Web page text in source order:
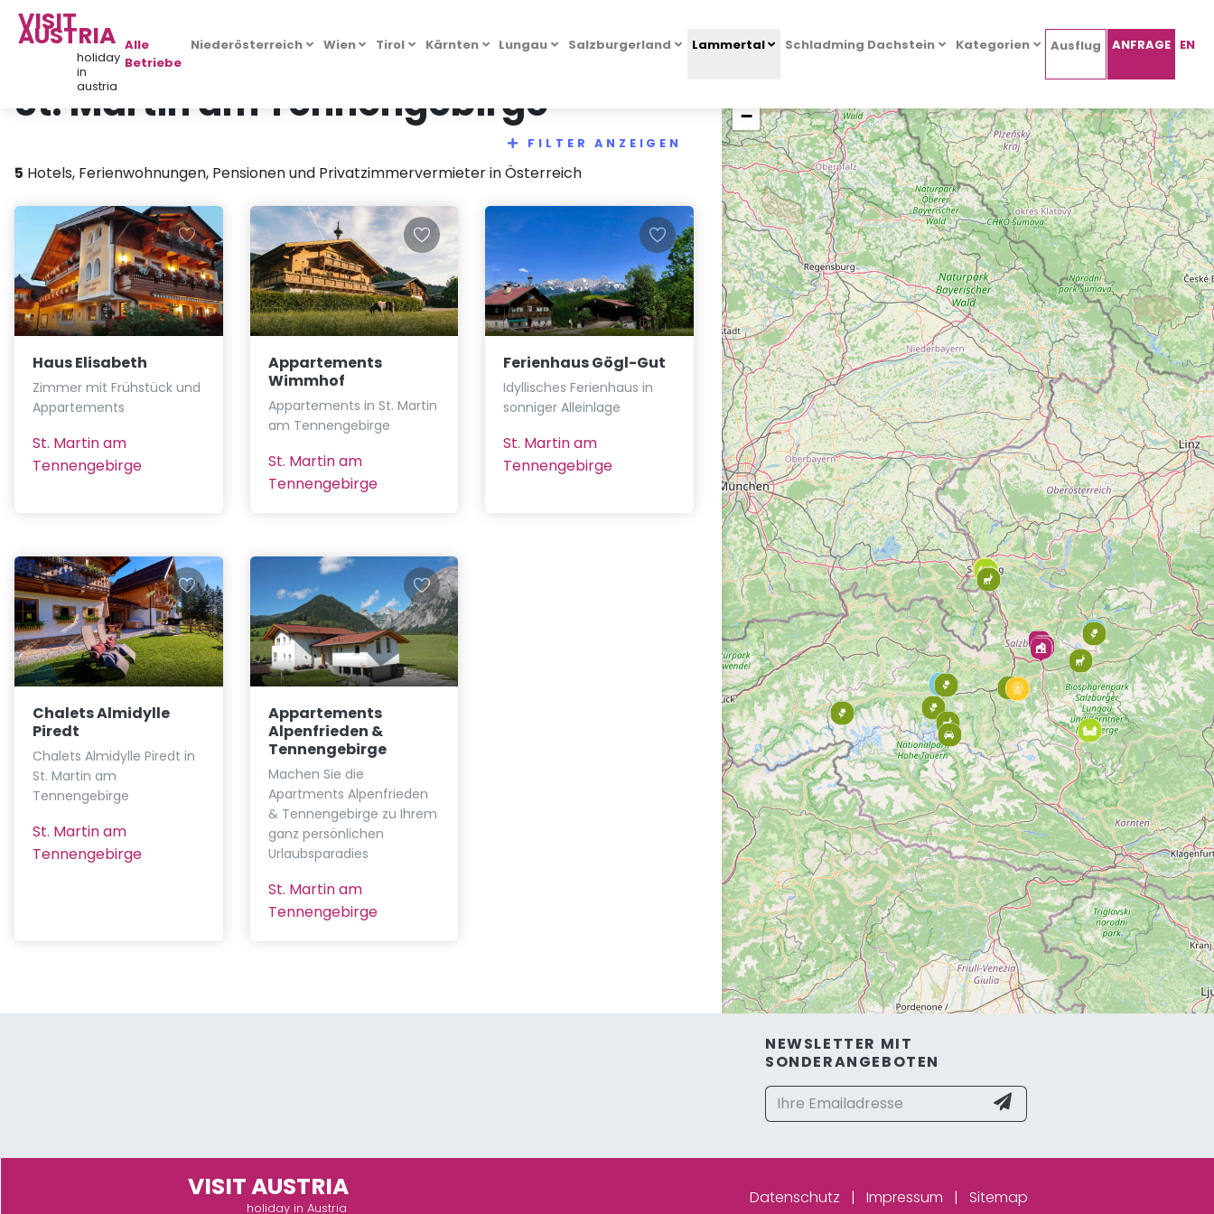
VISIT
AUSTRIA
holiday
in
austria
Alle
Betriebe
Niederösterreich Wien Tirol Kärnten Lungau Salzburgerland Lammertal Schladming Dachstein Kategorien Ausflug ANFRAGE EN
St. Martin am Tennengebirge
FILTER ANZEIGEN
5 Hotels, Ferienwohnungen, Pensionen und Privatzimmervermieter in Österreich
Haus Elisabeth
Zimmer mit Frühstück und
Appartements
St. Martin am
Tennengebirge
Appartements
Wimmhof
Appartements in St. Martin
am Tennengebirge
St. Martin am
Tennengebirge
Ferienhaus Gögl-Gut
Idyllisches Ferienhaus in
sonniger Alleinlage
St. Martin am
Tennengebirge
Chalets Almidylle
Piredt
Chalets Almidylle Piredt in
St. Martin am
Tennengebirge
St. Martin am
Tennengebirge
Appartements
Alpenfrieden &
Tennengebirge
Machen Sie die
Apartments Alpenfrieden
& Tennengebirge zu Ihrem
ganz persönlichen
Urlaubsparadies
St. Martin am
Tennengebirge
−
NEWSLETTER MIT
SONDERANGEBOTEN
VISIT AUSTRIA
holiday in Austria Datenschutz | Impressum | Sitemap